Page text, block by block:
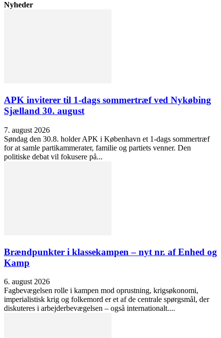
Nyheder
APK inviterer til 1-dags sommertræf ved Nykøbing
Sjælland 30. august
7. august 2026
Søndag den 30.8. holder APK i København et 1-dags sommertræf
for at samle partikammerater, familie og partiets venner. Den
politiske debat vil fokusere på...
Brændpunkter i klassekampen – nyt nr. af Enhed og
Kamp
6. august 2026
Fagbevægelsen rolle i kampen mod oprustning, krigsøkonomi,
imperialistisk krig og folkemord er et af de centrale spørgsmål, der
diskuteres i arbejderbevægelsen – også internationalt....